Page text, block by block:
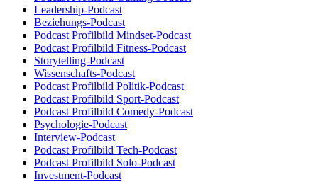
Leadership-Podcast
Beziehungs-Podcast
Podcast Profilbild Mindset-Podcast
Podcast Profilbild Fitness-Podcast
Storytelling-Podcast
Wissenschafts-Podcast
Podcast Profilbild Politik-Podcast
Podcast Profilbild Sport-Podcast
Podcast Profilbild Comedy-Podcast
Psychologie-Podcast
Interview-Podcast
Podcast Profilbild Tech-Podcast
Podcast Profilbild Solo-Podcast
Investment-Podcast